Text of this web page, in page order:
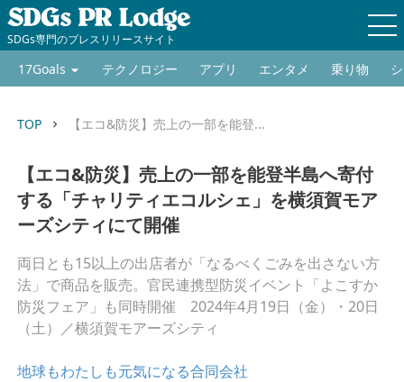
SDGs専門のプレスリリースサイト
17Goals テクノロジー アプリ エンタメ 乗り物
TOP keyboard_arrow_right 【エコ&防災】売上の一部を能登...
【エコ&防災】売上の一部を能登半島へ寄付
する「チャリティエコルシェ」を横須賀モア
ーズシティにて開催
両日とも15以上の出店者が「なるべくごみを出さない方
法」で商品を販売。官民連携型防災イベント「よこすか
防災フェア」も同時開催 2024年4月19日（金）・20日
（土）／横須賀モアーズシティ
地球もわたしも元気になる合同会社